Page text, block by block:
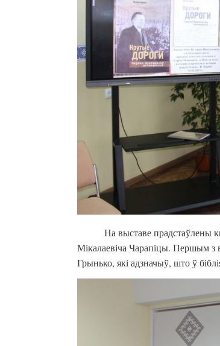
На выставе прадстаўлены
Мікалаевіча Чарапіцы. Першым з
Грынько, які адзначыў, што ў